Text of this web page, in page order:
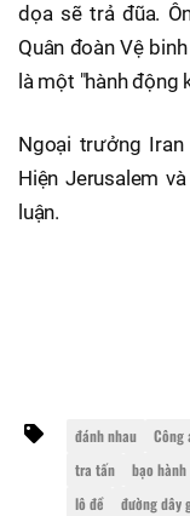
dọa sẽ trả đũa.
Quân đoàn Vệ
là một "hành động
Ngoại trưởng
Hiện Jerusalem
luận.
đánh nhau Công
tra tấn
bạo hành
lô đề
đường dây